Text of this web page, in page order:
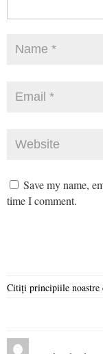
Save my name,
time I comment.
Citiți principiile noastre